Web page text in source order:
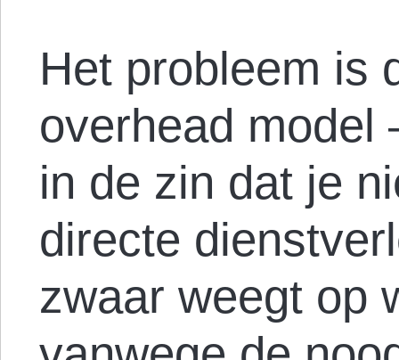
Het probleem is
overhead model
in de zin dat je
directe
zwaar weegt op